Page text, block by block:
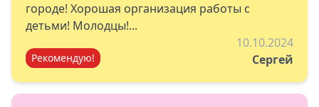
городе! Хорошая организация работы с
детьми! Молодцы!...
Рекомендую!
10.10.2024
Сергей